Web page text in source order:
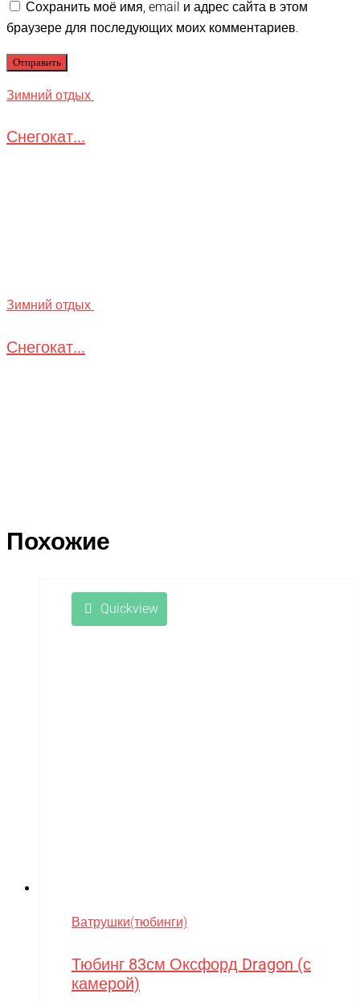
Сохранить моё имя, email и адрес сайта в этом
браузере для последующих моих комментариев.
Зимний отдых
Снегокат...
Зимний отдых
Снегокат...
Похожие
Quickview
Ватрушки(тюбинги)
Тюбинг 83см Оксфорд Dragon (с
камерой)